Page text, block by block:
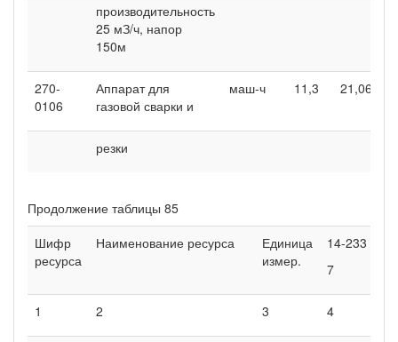
производительность
25 мЗ/ч, напор
150м
270-
0106
Аппарат для
газовой сварки и
маш-ч 11,3 21,06
резки
Продолжение таблицы 85
Шифр
ресурса
Наименование ресурса
Единица
измер.
14-233
7
1 2 3 4